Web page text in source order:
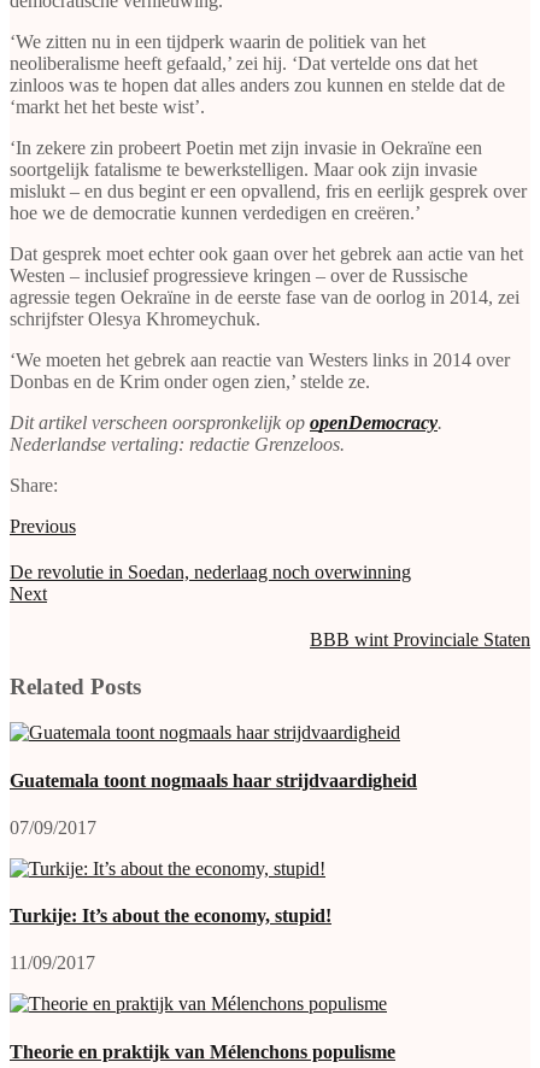
‘We zitten nu in een tijdperk waarin de politiek van het
neoliberalisme heeft gefaald,’ zei hij. ‘Dat vertelde ons dat het
zinloos was te hopen dat alles anders zou kunnen en stelde dat de
‘markt het het beste wist’.
‘In zekere zin probeert Poetin met zijn invasie in Oekraïne een
soortgelijk fatalisme te bewerkstelligen. Maar ook zijn invasie
mislukt ‒ en dus begint er een opvallend, fris en eerlijk gesprek over
hoe we de democratie kunnen verdedigen en creëren.’
Dat gesprek moet echter ook gaan over het gebrek aan actie van het
Westen ‒ inclusief progressieve kringen ‒ over de Russische
agressie tegen Oekraïne in de eerste fase van de oorlog in 2014, zei
schrijfster Olesya Khromeychuk.
‘We moeten het gebrek aan reactie van Westers links in 2014 over
Donbas en de Krim onder ogen zien,’ stelde ze.
Dit artikel verscheen oorspronkelijk op openDemocracy.
Nederlandse vertaling: redactie Grenzeloos.
Share:
Previous
De revolutie in Soedan, nederlaag noch overwinning
Next
BBB wint Provinciale Staten
Related Posts
Guatemala toont nogmaals haar strijdvaardigheid
07/09/2017
Turkije: It’s about the economy, stupid!
11/09/2017
Theorie en praktijk van Mélenchons populisme